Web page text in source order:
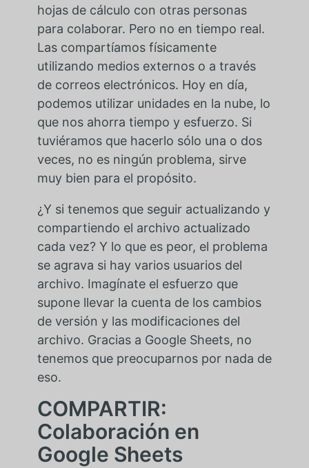
hojas de cálculo con otras personas
para colaborar. Pero no en tiempo real.
Las compartíamos físicamente
utilizando medios externos o a través
de correos electrónicos. Hoy en día,
podemos utilizar unidades en la nube, lo
que nos ahorra tiempo y esfuerzo. Si
tuviéramos que hacerlo sólo una o dos
veces, no es ningún problema, sirve
muy bien para el propósito.
¿Y si tenemos que seguir actualizando y
compartiendo el archivo actualizado
cada vez? Y lo que es peor, el problema
se agrava si hay varios usuarios del
archivo. Imagínate el esfuerzo que
supone llevar la cuenta de los cambios
de versión y las modificaciones del
archivo. Gracias a Google Sheets, no
tenemos que preocuparnos por nada de
eso.
COMPARTIR:
Colaboración en
Google Sheets